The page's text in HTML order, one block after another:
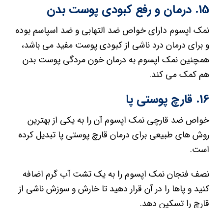
15. درمان و رفع کبودی پوست بدن
نمک اپسوم دارای خواص ضد التهابی و ضد اسپاسم بوده
و برای درمان درد ناشی از کبودی پوست مفید می باشد،
همچنین نمک اپسوم به درمان خون مردگی پوست بدن
هم کمک می کند.
16. قارچ پوستی پا
خواص ضد قارچی نمک اپسوم آن را به یکی از بهترین
روش های طبیعی برای درمان قارچ پوستی پا تبدیل کرده
است.
نصف فنجان نمک اپسوم را به یک تشت آب گرم اضافه
کنید و پاها را در آن قرار دهید تا خارش و سوزش ناشی از
قارچ را تسکین دهد.